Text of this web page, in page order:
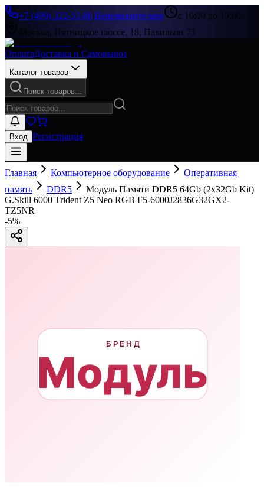
+7 (499) 322-33-86|Перезвоните мне
с 10:00 до 19:00
Москва, Пятницкое шоссе, 18, Павильон 73
ОплатаДоставка и Самовывоз
Каталог товаров
Поиск товаров...
Вход Регистрация
Главная Компьютерное оборудование
Оперативная
память
DDR5
Модуль Памяти DDR5 64Gb (2x32Gb Kit)
G.Skill 6000 Trident Z5 Neo RGB F5-6000J2836G32GX2-
TZ5NR
-5%